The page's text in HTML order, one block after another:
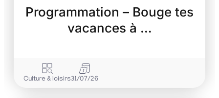
Programmation – Bouge tes
vacances à …
Culture & loisirs31/07/26